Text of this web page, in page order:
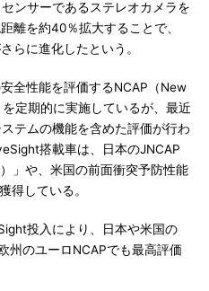
ンサーであるステレオカメラを
離を約40％拡大することで、
らに進化したという。
全性能を評価するNCAP（New
定期的に実施しているが、最近
テムの機能を含めた評価が行わ
搭載車は、日本のJNCAP
」や、米国の前面衝突予防性能
得している。
投入により、日本や米国の
州のユーロNCAPでも最高評価